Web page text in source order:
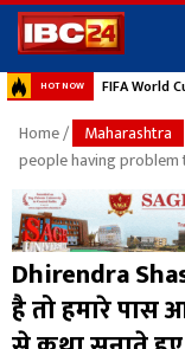
HOT NOW FIFA World
Home/ Maharashtra
people having
Dhirendra
है तो हमारे पास